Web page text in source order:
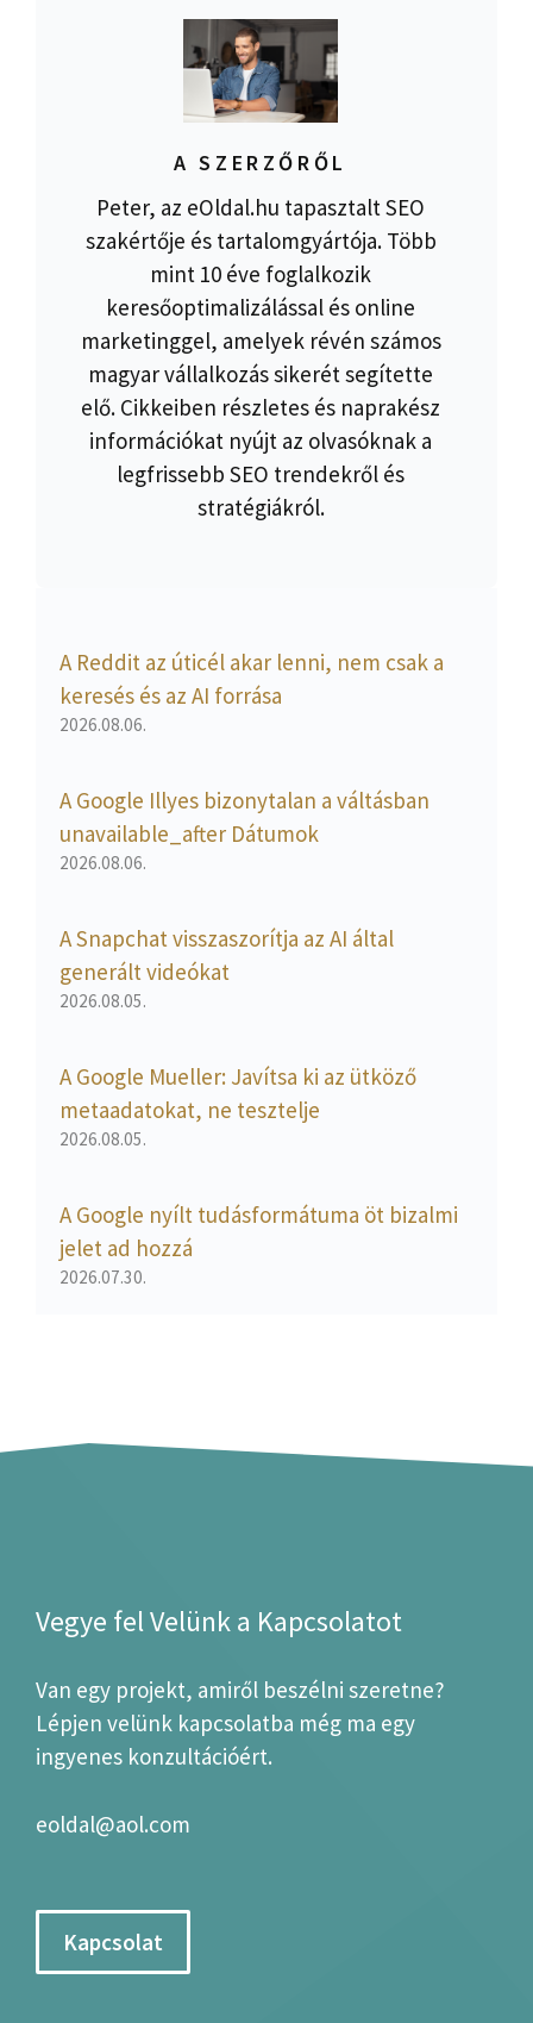
A SZERZŐRŐL
Peter, az eOldal.hu tapasztalt SEO
szakértője és tartalomgyártója. Több
mint 10 éve foglalkozik
keresőoptimalizálással és online
marketinggel, amelyek révén számos
magyar vállalkozás sikerét segítette
elő. Cikkeiben részletes és naprakész
információkat nyújt az olvasóknak a
legfrissebb SEO trendekről és
stratégiákról.
A Reddit az úticél akar lenni, nem csak a
keresés és az AI forrása
2026.08.06.
A Google Illyes bizonytalan a váltásban
unavailable_after Dátumok
2026.08.06.
A Snapchat visszaszorítja az AI által
generált videókat
2026.08.05.
A Google Mueller: Javítsa ki az ütköző
metaadatokat, ne tesztelje
2026.08.05.
A Google nyílt tudásformátuma öt bizalmi
jelet ad hozzá
2026.07.30.
Vegye fel Velünk a Kapcsolatot
Van egy projekt, amiről beszélni szeretne?
Lépjen velünk kapcsolatba még ma egy
ingyenes konzultációért.
eoldal@aol.com
Kapcsolat